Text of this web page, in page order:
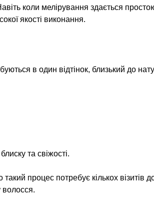
коли мелірування здається
якості виконання.
в один відтінок, близький до
та свіжості.
процес потребує кількох
волосся.